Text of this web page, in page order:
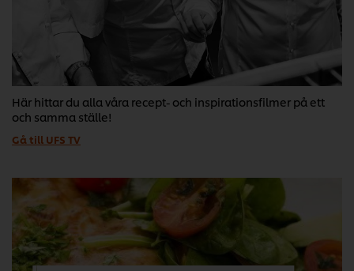
Här hittar du alla våra recept- och inspirationsfilmer på ett
och samma ställe!
Gå till UFS TV